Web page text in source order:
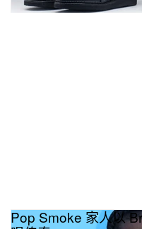
Pop Smoke 家人以